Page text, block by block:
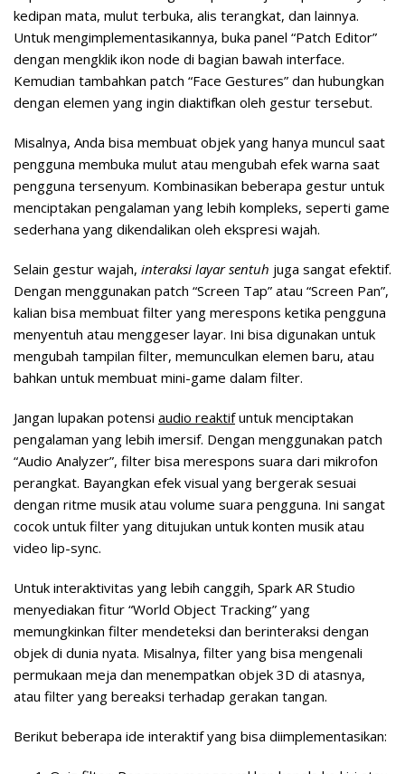
kedipan mata, mulut terbuka, alis terangkat, dan lainnya.
Untuk mengimplementasikannya, buka panel “Patch Editor”
dengan mengklik ikon node di bagian bawah interface.
Kemudian tambahkan patch “Face Gestures” dan hubungkan
dengan elemen yang ingin diaktifkan oleh gestur tersebut.
Misalnya, Anda bisa membuat objek yang hanya muncul saat
pengguna membuka mulut atau mengubah efek warna saat
pengguna tersenyum. Kombinasikan beberapa gestur untuk
menciptakan pengalaman yang lebih kompleks, seperti game
sederhana yang dikendalikan oleh ekspresi wajah.
Selain gestur wajah, interaksi layar sentuh juga sangat efektif.
Dengan menggunakan patch “Screen Tap” atau “Screen Pan”,
kalian bisa membuat filter yang merespons ketika pengguna
menyentuh atau menggeser layar. Ini bisa digunakan untuk
mengubah tampilan filter, memunculkan elemen baru, atau
bahkan untuk membuat mini-game dalam filter.
Jangan lupakan potensi audio reaktifuntuk menciptakan
pengalaman yang lebih imersif. Dengan menggunakan patch
“Audio Analyzer”, filter bisa merespons suara dari mikrofon
perangkat. Bayangkan efek visual yang bergerak sesuai
dengan ritme musik atau volume suara pengguna. Ini sangat
cocok untuk filter yang ditujukan untuk konten musik atau
video lip-sync.
Untuk interaktivitas yang lebih canggih, Spark AR Studio
menyediakan fitur “World Object Tracking” yang
memungkinkan filter mendeteksi dan berinteraksi dengan
objek di dunia nyata. Misalnya, filter yang bisa mengenali
permukaan meja dan menempatkan objek 3D di atasnya,
atau filter yang bereaksi terhadap gerakan tangan.
Berikut beberapa ide interaktif yang bisa diimplementasikan: